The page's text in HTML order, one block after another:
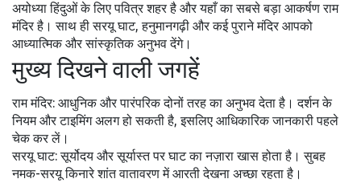
अयोध्या हिंदुओं के लिए पवित्र शहर है और यहाँ का सबसे बड़ा आकर्षण राम
मंदिर है। साथ ही सरयू घाट, हनुमानगढ़ी और कई पुराने मंदिर आपको
आध्यात्मिक और सांस्कृतिक अनुभव देंगे।
मुख्य दिखने वाली जगहें
राम मंदिर: आधुनिक और पारंपरिक दोनों तरह का अनुभव देता है। दर्शन के
नियम और टाइमिंग अलग हो सकती है, इसलिए आधिकारिक जानकारी पहले
चेक कर लें।
सरयू घाट: सूर्योदय और सूर्यास्त पर घाट का नज़ारा खास होता है। सुबह
नमक-सरयू किनारे शांत वातावरण में आरती देखना अच्छा रहता है।